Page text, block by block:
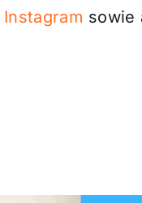
Instagram sowie